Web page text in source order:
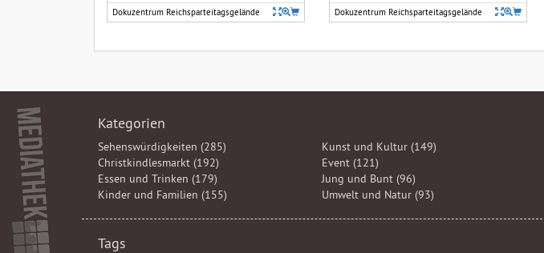
Dokuzentrum Reichsparteitagsgelände Dokuzentrum Reichsparteitagsgelände
Kategorien
Sehenswürdigkeiten (285)
Christkindlesmarkt (192)
Essen und Trinken (179)
Kinder und Familien (155)
Kunst und Kultur (149)
Event (121)
Jung und Bunt (96)
Umwelt und Natur (93)
Tags